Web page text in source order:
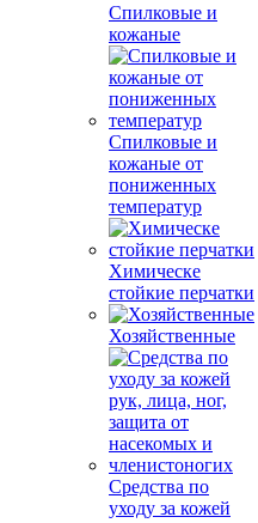
Спилковые и
кожаные
Спилковые и
кожаные от
пониженных
температур
Химическе
стойкие перчатки
Хозяйственные
Средства по
уходу за кожей